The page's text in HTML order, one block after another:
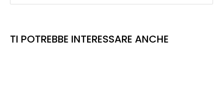
TI POTREBBE INTERESSARE ANCHE